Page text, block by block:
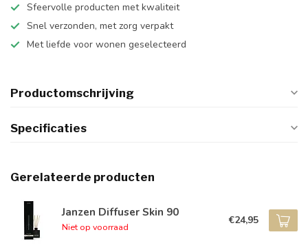
Sfeervolle producten met kwaliteit
Snel verzonden, met zorg verpakt
Met liefde voor wonen geselecteerd
Productomschrijving
Specificaties
Gerelateerde producten
Janzen Diffuser Skin 90
Niet op voorraad
€24,95